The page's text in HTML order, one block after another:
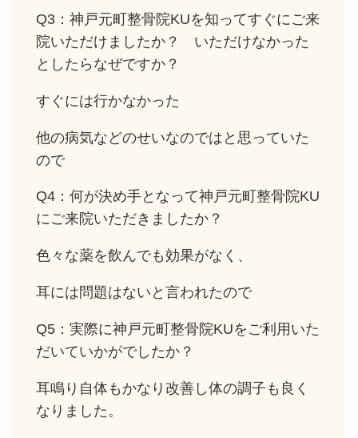
Q3：神戸元町整骨院KUを知ってすぐにご来
院いただけましたか？ いただけなかった
としたらなぜですか？
すぐには行かなかった
他の病気などのせいなのではと思っていた
ので
Q4：何が決め手となって神戸元町整骨院KU
にご来院いただきましたか？
色々な薬を飲んでも効果がなく、
耳には問題はないと言われたので
Q5：実際に神戸元町整骨院KUをご利用いた
だいていかがでしたか？
耳鳴り自体もかなり改善し体の調子も良く
なりました。